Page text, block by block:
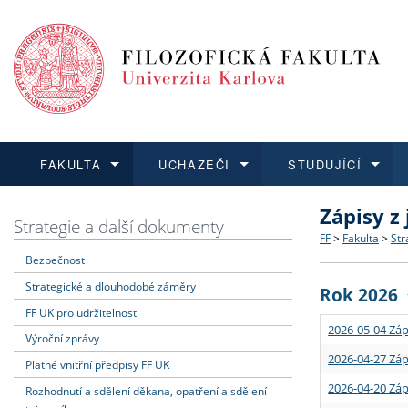
FAKULTA
Dozvědět se více
Struktura
Strategie
Podpora
UCHAZEČI
Podat přihlášku
Co
Učitelské
STUDUJÍCÍ
Dozvědět se více
Rigorózní
Dozvědět se více
O vědě a
Granty a
Dozvědět se více
Aktuální
Strategie a další dokumenty
Bezpečnost
Strategické a dlouhodobé záměry
FF UK pro udržitelnost
Výroční zprávy
Platné vnitřní předpisy FF UK
Rozhodnutí a sdělení děkana, opatření a sdělení
Zápisy
FF > Fakulta >
Rok 2026
2026-05-04
2026-04-27
2026-04-20